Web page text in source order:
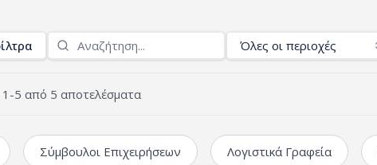
Όλες οι περιοχές
1 -5 από 5 αποτελέσματα
Σύμβουλοι Επιχειρήσεων Λογιστικά Γραφεία